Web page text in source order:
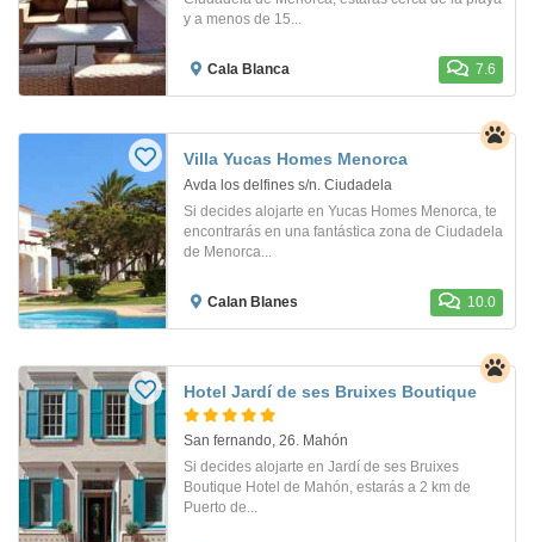
y a menos de 15...
Cala Blanca 7.6
Villa Yucas Homes Menorca
Avda los delfines s/n. Ciudadela
Si decides alojarte en Yucas Homes Menorca, te
encontrarás en una fantástica zona de Ciudadela
de Menorca...
Calan Blanes 10.0
Hotel Jardí de ses Bruixes Boutique
San fernando, 26. Mahón
Si decides alojarte en Jardí de ses Bruixes
Boutique Hotel de Mahón, estarás a 2 km de
Puerto de...